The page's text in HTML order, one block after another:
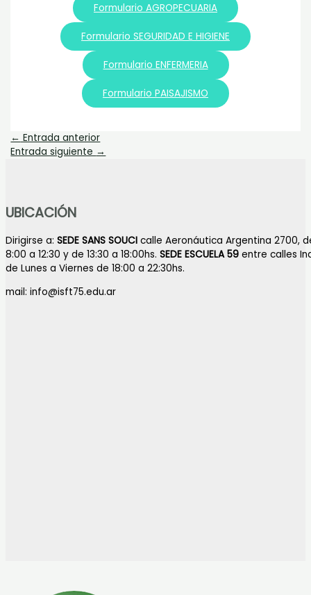
Formulario AGROPECUARIA
Formulario SEGURIDAD E HIGIENE
Formulario ENFERMERIA
Formulario PAISAJISMO
← Entrada anterior
Entrada siguiente →
UBICACIÓN
Dirigirse a: SEDE SANS SOUCI calle Aeronáutica Argentina 2700,
8:00 a 12:30 y de 13:30 a 18:00hs. SEDE ESCUELA 59 entre calles
de Lunes a Viernes de 18:00 a 22:30hs.
mail: info@isft75.edu.ar